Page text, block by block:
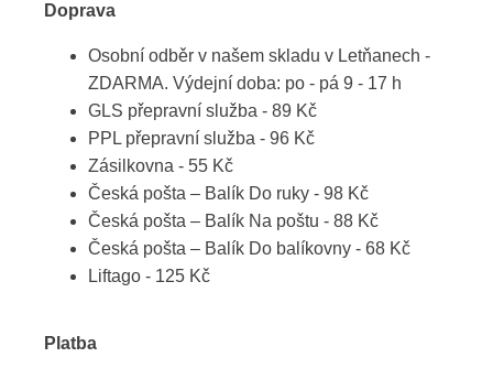
Doprava
Osobní odběr v našem skladu v Letňanech -
ZDARMA. Výdejní doba: po - pá 9 - 17 h
GLS přepravní služba - 89 Kč
PPL přepravní služba - 96 Kč
Zásilkovna - 55 Kč
Česká pošta – Balík Do ruky - 98 Kč
Česká pošta – Balík Na poštu - 88 Kč
Česká pošta – Balík Do balíkovny - 68 Kč
Liftago - 125 Kč
Platba